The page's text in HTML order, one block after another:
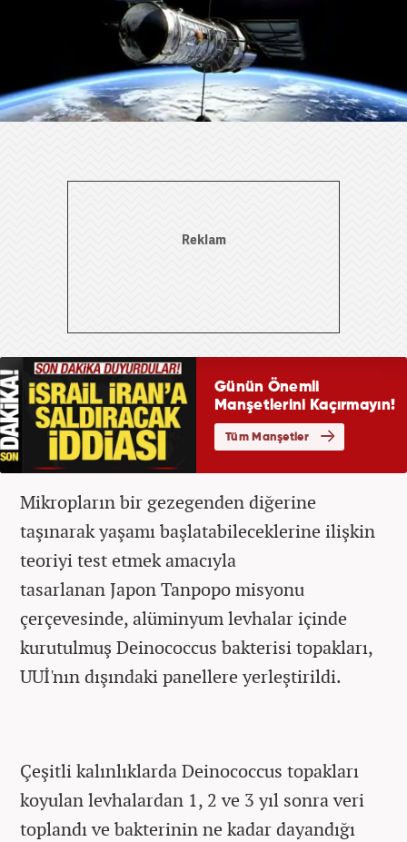
Mikropların bir gezegenden diğerine
taşınarak yaşamı başlatabileceklerine ilişkin
teoriyi test etmek amacıyla
tasarlanan Japon Tanpopo misyonu
çerçevesinde, alüminyum levhalar içinde
kurutulmuş Deinococcus bakterisi topakları,
UUİ'nın dışındaki panellere yerleştirildi.
Çeşitli kalınlıklarda Deinococcus topakları
koyulan levhalardan 1, 2 ve 3 yıl sonra veri
toplandı ve bakterinin ne kadar dayandığı